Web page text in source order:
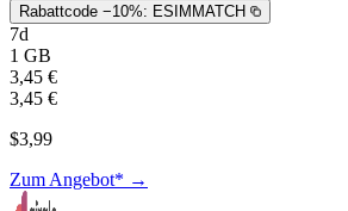
Rabattcode −10%: ESIMMATCH
7d
1 GB
3,45 €
3,45 €
$3,99
Zum Angebot* →